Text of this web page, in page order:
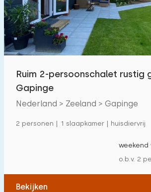
Ruim 2-persoonschalet rustig
Gapinge
Nederland > Zeeland > Gapinge
2 personen | 1 slaapkamer | huisdiervrij
weekend
o.b.v. 2
Bekijken